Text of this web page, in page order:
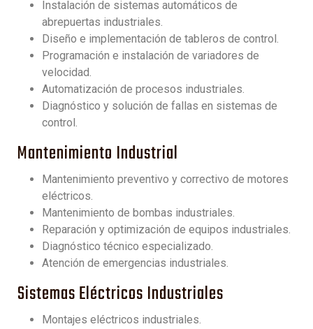
Instalación de sistemas automáticos de
abrepuertas industriales.
Diseño e implementación de tableros de control.
Programación e instalación de variadores de
velocidad.
Automatización de procesos industriales.
Diagnóstico y solución de fallas en sistemas de
control.
Mantenimiento Industrial
Mantenimiento preventivo y correctivo de motores
eléctricos.
Mantenimiento de bombas industriales.
Reparación y optimización de equipos industriales.
Diagnóstico técnico especializado.
Atención de emergencias industriales.
Sistemas Eléctricos Industriales
Montajes eléctricos industriales.